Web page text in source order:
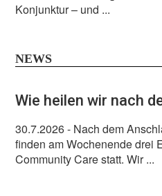
Konjunktur – und ...
NEWS
Wie heilen wir nach
30.7.2026- Nach dem
finden am Wochenende drei
Community Care statt. Wir ...